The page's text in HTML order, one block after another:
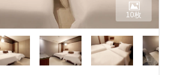
the
question
mark
key
to
get
10枚